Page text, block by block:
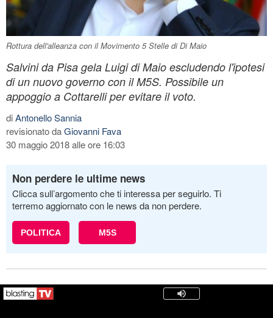
Rottura dell'alleanza con il Movimento 5 Stelle di Di Maio
Salvini da Pisa gela Luigi di Maio escludendo l'ipotesi
di un nuovo governo con il M5S. Possibile un
appoggio a Cottarelli per evitare il voto.
diAntonello Sannia
revisionato daGiovanni Fava
30 maggio 2018 alle ore 16:03
Non perdere le ultime news
Clicca sull’argomento che ti interessa per seguirlo. Ti
terremo aggiornato con le news da non perdere.
POLITICA M5S